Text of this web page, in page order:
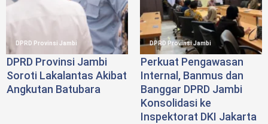
DPRD Provinsi Jambi
DPRD Provinsi Jambi
Soroti Lakalantas Akibat
Angkutan Batubara
DPRD Provinsi Jambi
Perkuat Pengawasan
Internal, Banmus dan
Banggar DPRD Jambi
Konsolidasi ke
Inspektorat DKI Jakarta